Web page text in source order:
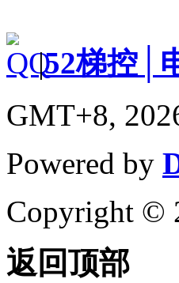
|52梯控│
GMT+8,
Powered by
Copyright ©
返回顶部